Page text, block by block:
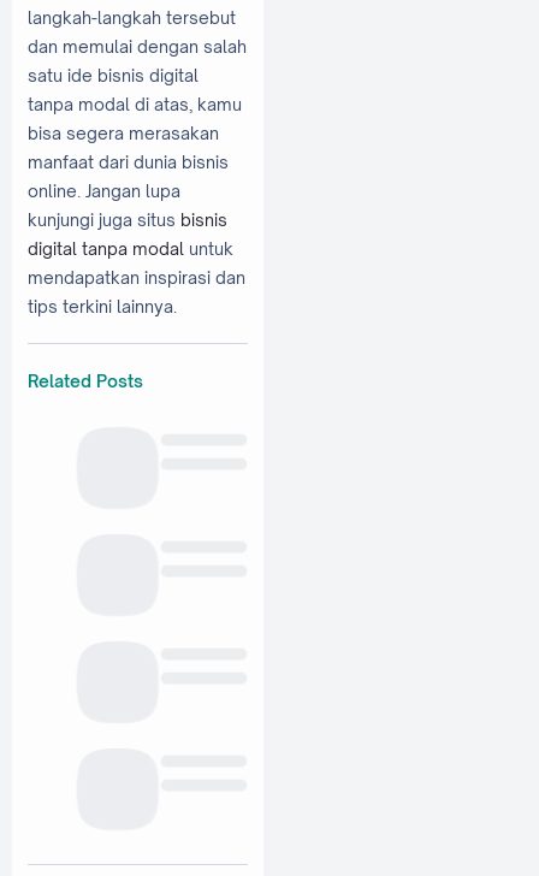
langkah-langkah tersebut
dan memulai dengan salah
satu ide bisnis digital
tanpa modal di atas, kamu
bisa segera merasakan
manfaat dari dunia bisnis
online. Jangan lupa
kunjungi juga situs bisnis
digital tanpa modal untuk
mendapatkan inspirasi dan
tips terkini lainnya.
Related Posts